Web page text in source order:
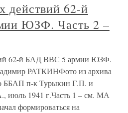
действий 62-й
ЮЗФ. Часть 2 –
62-й БАД ВВС 5 армии ЮЗФ.
РАТКИНФото из архива
ББАП п-к Турыкин Г.П. и
июль 1941 г.Часть 1 – см. МА
формироваться на